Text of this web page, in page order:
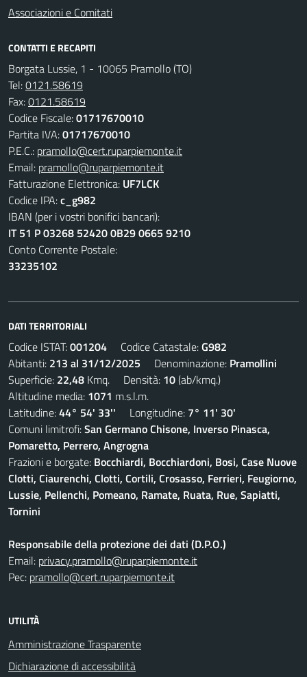
Associazioni e Comitati
CONTATTI E RECAPITI
Borgata Lussie, 1 - 10065 Pramollo (TO)
Tel:0121.58619
Fax:0121.58619
Codice Fiscale:01717670010
Partita IVA:01717670010
P.E.C.: pramollo@cert.ruparpiemonte.it
Email: pramollo@ruparpiemonte.it
Fatturazione Elettronica: UF7LCK
Codice IPA:c_g982
IBAN (per i vostri bonifici bancari):
IT 51 P 03268 52420 0B29 0665 9210
Conto Corrente Postale:
33235102
DATI TERRITORIALI
Codice ISTAT:001204 Codice Catastale:G982
Abitanti: 213 al 31/12/2025 Denominazione: Pramollini
Superficie: 22,48 Kmq. Densità: 10(ab/kmq.)
Altitudine media: 1071 m.s.l.m.
Latitudine:44° 54' 33'' Longitudine: 7° 11' 30'
Comuni limitrofi:San Germano Chisone, Inverso Pinasca,
Pomaretto, Perrero, Angrogna
Frazioni e borgate: Bocchiardi, Bocchiardoni, Bosi, Case Nuove
Clotti, Ciaurenchi, Clotti, Cortili, Crosasso, Ferrieri, Feugiorno,
Lussie, Pellenchi, Pomeano, Ramate, Ruata, Rue, Sapiatti,
Tornini
Responsabile della protezione dei dati (D.P.O.)
Email: privacy.pramollo@ruparpiemonte.it
Pec: pramollo@cert.ruparpiemonte.it
UTILITÀ
Amministrazione Trasparente
Dichiarazione di accessibilità